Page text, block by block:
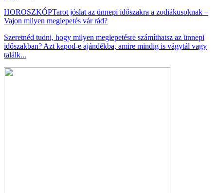
HOROSZKÓPTarot jóslat az ünnepi időszakra a zodiákusoknak –
Vajon milyen meglepetés vár rád?
Szeretnéd tudni, hogy milyen meglepetésre számíthatsz az ünnepi
időszakban? Azt kapod-e ajándékba, amire mindig is vágytál vagy
találk...